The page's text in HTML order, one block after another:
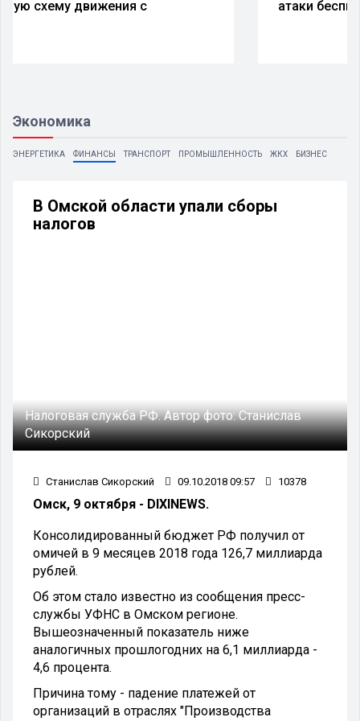
атаки беспилотников
Экономика
ЭНЕРГЕТИКА ФИНАНСЫ ТРАНСПОРТ ПРОМЫШЛЕННОСТЬ ЖКХ БИЗНЕС
В Омской области упали сборы
налогов
Налоговая служба РФ.Автор фото:Станислав
Сикорский
Станислав Сикорский 09.10.2018 09:57 10378
Омск, 9 октября - DIXINEWS.
Консолидированный бюджет РФ получил от
омичей в 9 месяцев 2018 года 126,7 миллиарда
рублей.
Об этом стало известно из сообщения пресс-
службы УФНС в Омском регионе.
Вышеозначенный показатель ниже
аналогичных прошлогодних на 6,1 миллиарда -
4,6 процента.
Причина тому - падение платежей от
организаций в отраслях "Производства